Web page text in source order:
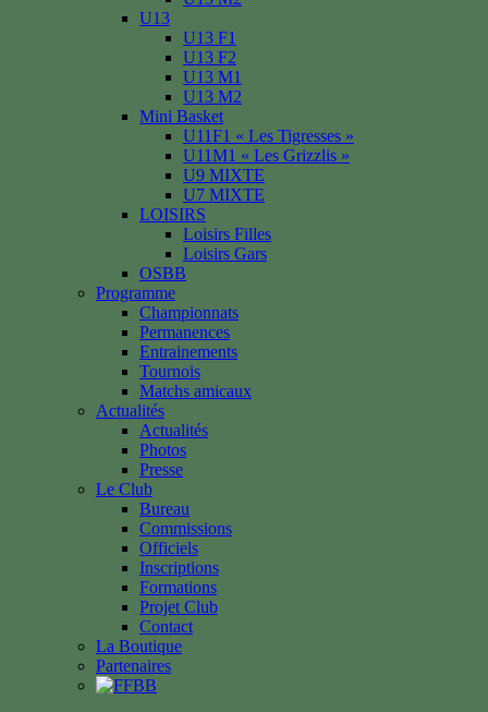
U13
U13 F1
U13 F2
U13 M1
U13 M2
Mini Basket
U11F1 « Les Tigresses »
U11M1 « Les Grizzlis »
U9 MIXTE
U7 MIXTE
LOISIRS
Loisirs Filles
Loisirs Gars
OSBB
Programme
Championnats
Permanences
Entrainements
Tournois
Matchs amicaux
Actualités
Actualités
Photos
Presse
Le Club
Bureau
Commissions
Officiels
Inscriptions
Formations
Projet Club
Contact
La Boutique
Partenaires